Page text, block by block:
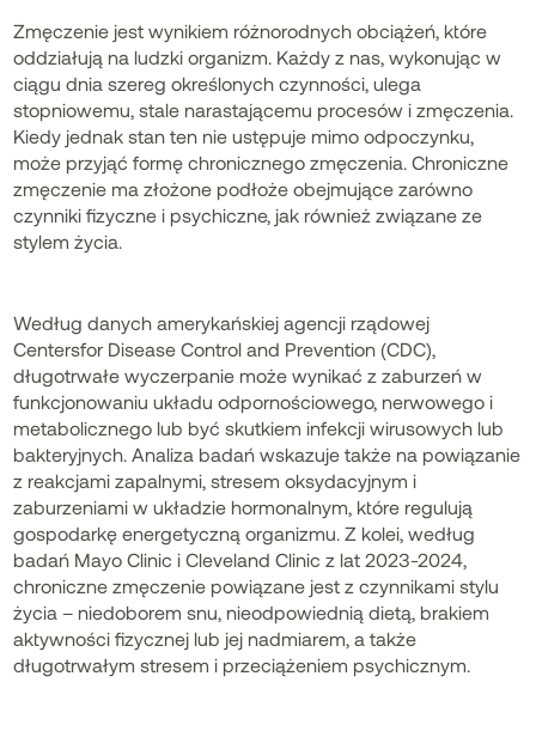
Zmęczenie jest wynikiem różnorodnych obciążeń, które
oddziałują na ludzki organizm. Każdy z nas, wykonując w
ciągu dnia szereg określonych czynności, ulega
stopniowemu, stale narastającemu procesów i zmęczenia.
Kiedy jednak stan ten nie ustępuje mimo odpoczynku,
może przyjąć formę chronicznego zmęczenia. Chroniczne
zmęczenie ma złożone podłoże obejmujące zarówno
czynniki fizyczne i psychiczne, jak również związane ze
stylem życia.
Według danych amerykańskiej agencji rządowej
Centersfor Disease Control and Prevention (CDC),
długotrwałe wyczerpanie może wynikać z zaburzeń w
funkcjonowaniu układu odpornościowego, nerwowego i
metabolicznego lub być skutkiem infekcji wirusowych lub
bakteryjnych. Analiza badań wskazuje także na powiązanie
z reakcjami zapalnymi, stresem oksydacyjnym i
zaburzeniami w układzie hormonalnym, które regulują
gospodarkę energetyczną organizmu. Z kolei, według
badań Mayo Clinic i Cleveland Clinic z lat 2023-2024,
chroniczne zmęczenie powiązane jest z czynnikami stylu
życia – niedoborem snu, nieodpowiednią dietą, brakiem
aktywności fizycznej lub jej nadmiarem, a także
długotrwałym stresem i przeciążeniem psychicznym.